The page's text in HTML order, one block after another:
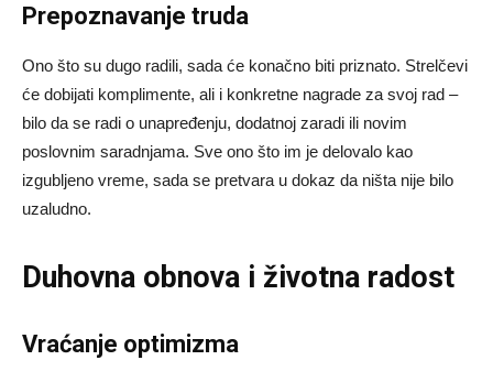
Prepoznavanje truda
Ono što su dugo radili, sada će konačno biti priznato. Strelčevi
će dobijati komplimente, ali i konkretne nagrade za svoj rad –
bilo da se radi o unapređenju, dodatnoj zaradi ili novim
poslovnim saradnjama. Sve ono što im je delovalo kao
izgubljeno vreme, sada se pretvara u dokaz da ništa nije bilo
uzaludno.
Duhovna obnova i životna radost
Vraćanje optimizma